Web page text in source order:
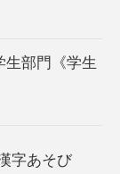
生部門《学生
字あそび